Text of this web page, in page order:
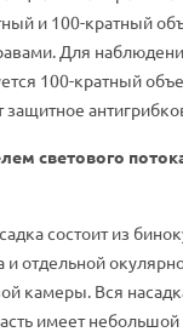
и 100-кратный
Для
100-кратный
светового
состоит из
и отдельной
камеры. Вся
имеет небольшой